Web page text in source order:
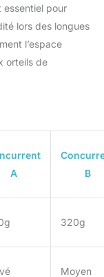
essentiel pour
lors des longues
l’espace
orteils de
A
B
320g
Moyen